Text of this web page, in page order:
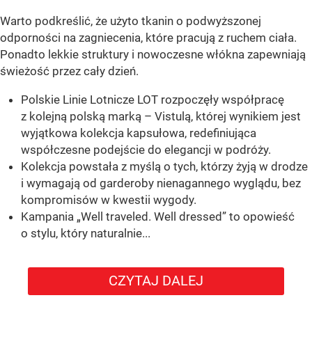
Warto podkreślić, że użyto tkanin o podwyższonej
odporności na zagniecenia, które pracują z ruchem ciała.
Ponadto lekkie struktury i nowoczesne włókna zapewniają
świeżość przez cały dzień.
Polskie Linie Lotnicze LOT rozpoczęły współpracę
z kolejną polską marką – Vistulą, której wynikiem jest
wyjątkowa kolekcja kapsułowa, redefiniująca
współczesne podejście do elegancji w podróży.
Kolekcja powstała z myślą o tych, którzy żyją w drodze
i wymagają od garderoby nienagannego wyglądu, bez
kompromisów w kwestii wygody.
Kampania „Well traveled. Well dressed” to opowieść
o stylu, który naturalnie...
CZYTAJ DALEJ